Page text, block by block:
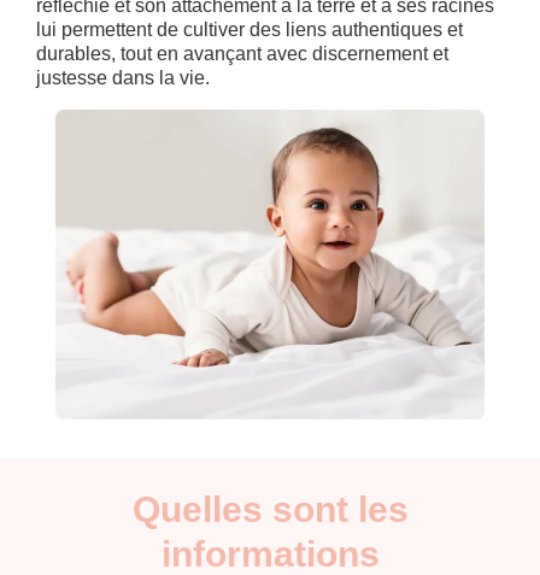
réfléchie et son attachement à la terre et à ses racines
lui permettent de cultiver des liens authentiques et
durables, tout en avançant avec discernement et
justesse dans la vie.
Quelles sont les
informations